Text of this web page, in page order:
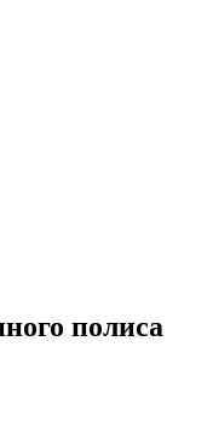
полиса